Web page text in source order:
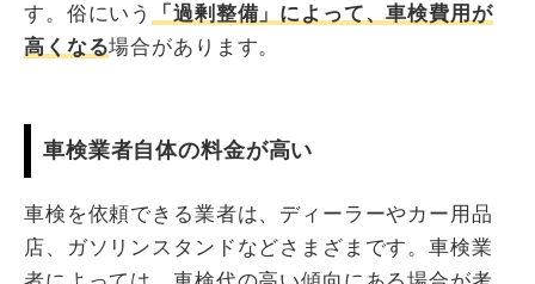
す。俗にいう
「過剰整備」によって、車検費用が
高くなる場合があります。
車検業者自体の料金が高い
車検を依頼できる業者は、ディーラーやカー用品
店、ガソリンスタンドなどさまざまです。車検業